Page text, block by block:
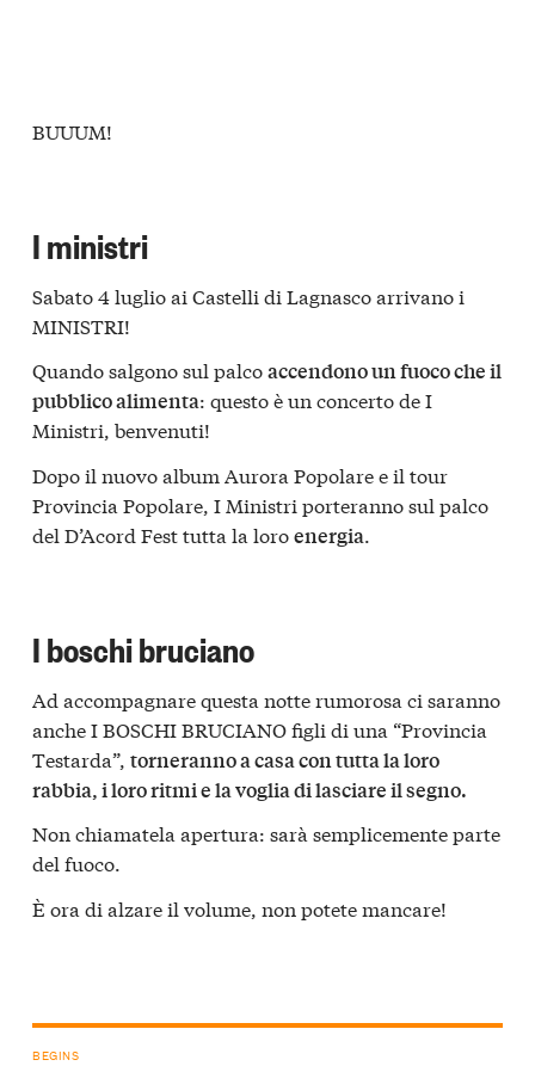
BUUUM!
I ministri
Sabato 4 luglio ai Castelli di Lagnasco arrivano i
MINISTRI!
Quando salgono sul palcoaccendono un fuoco che il
pubblico alimenta: questo è un concerto de I
Ministri, benvenuti!
Dopo il nuovo album Aurora Popolare e il tour
Provincia Popolare, I Ministri porteranno sul palco
del D’Acord Fest tutta la loroenergia.
I boschi bruciano
Ad accompagnare questa notte rumorosa ci saranno
anche I BOSCHI BRUCIANO figli di una “Provincia
Testarda”, torneranno a casa con tutta la loro
rabbia, i loro ritmi e la voglia di lasciare il segno.
Non chiamatela apertura: sarà semplicemente parte
del fuoco.
È ora di alzare il volume, non potete mancare!
BEGINS